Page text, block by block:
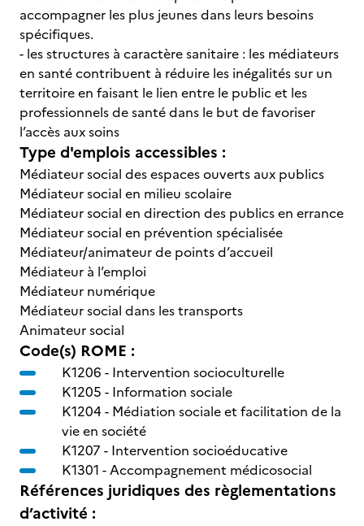
accompagner les plus jeunes dans leurs besoins
spécifiques.
- les structures à caractère sanitaire : les médiateurs
en santé contribuent à réduire les inégalités sur un
territoire en faisant le lien entre le public et les
professionnels de santé dans le but de favoriser
l’accès aux soins
Type d'emplois accessibles :
Médiateur social des espaces ouverts aux publics
Médiateur social en milieu scolaire
Médiateur social en direction des publics en errance
Médiateur social en prévention spécialisée
Médiateur/animateur de points d’accueil
Médiateur à l’emploi
Médiateur numérique
Médiateur social dans les transports
Animateur social
Code(s) ROME :
K1206 - Intervention socioculturelle
K1205 - Information sociale
K1204 - Médiation sociale et facilitation de la
vie en société
K1207 - Intervention socioéducative
K1301 -Accompagnement médicosocial
Références juridiques des règlementations
d’activité :